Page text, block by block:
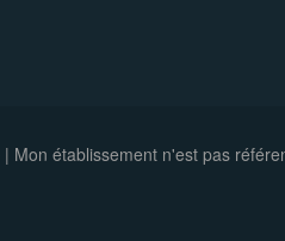
| Mon établissement n'est pas